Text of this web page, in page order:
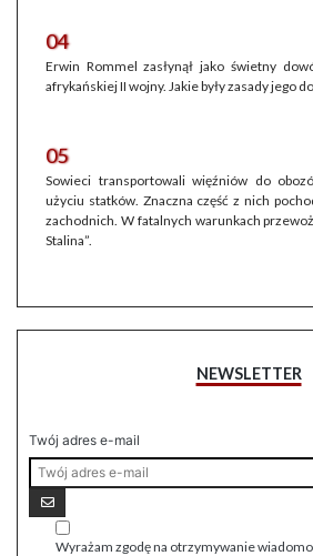
04
Erwin Rommel zasłynął jako świetny
afrykańskiej II wojny. Jakie były zasady jego
05
Sowieci transportowali więźniów do
użyciu statków. Znaczna część z nich
zachodnich. W fatalnych warunkach
Stalina”.
NEWSLETTER
Twój adres e-mail
Wyrażam zgodę na otrzymywanie